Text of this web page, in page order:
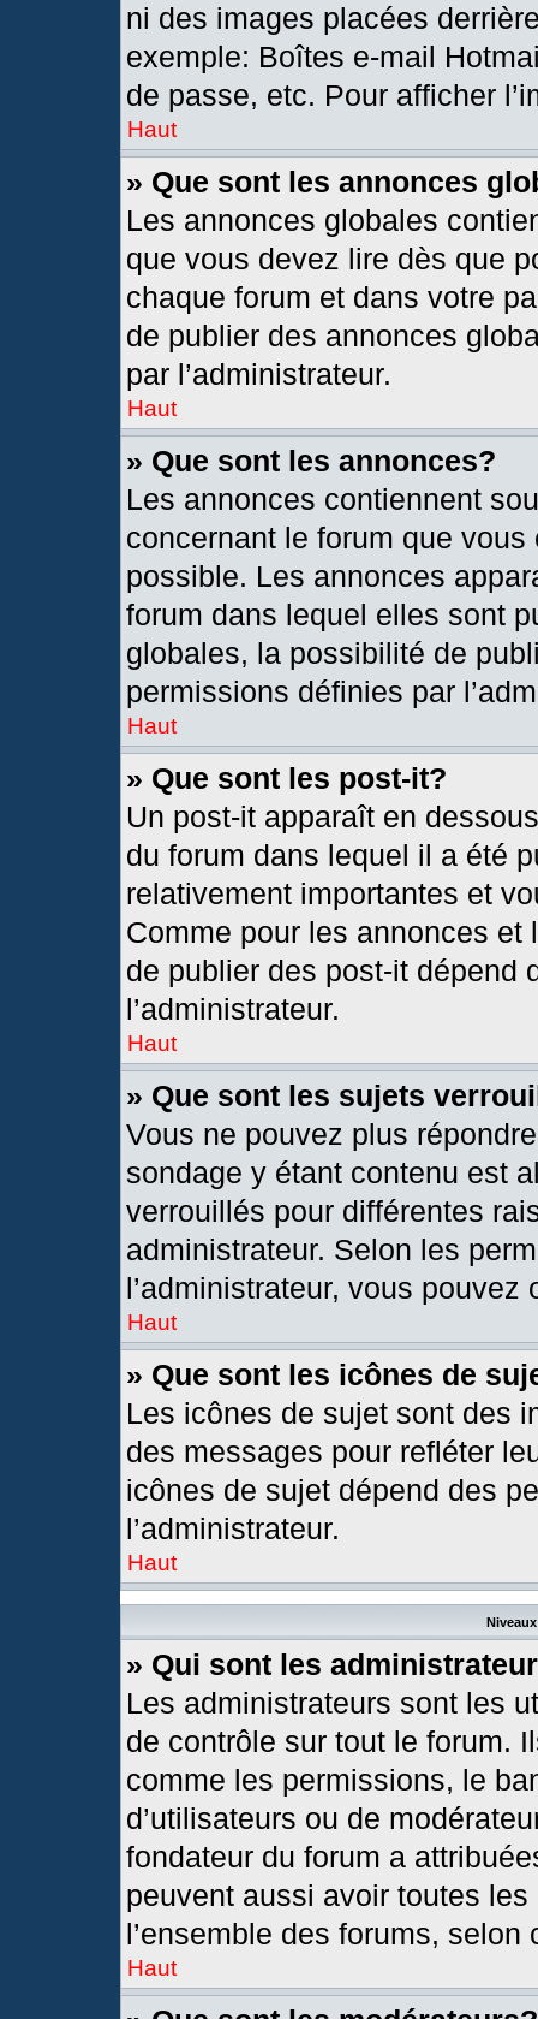
ni des images placées
exemple: Boîtes e-mail
de passe, etc. Pour afficher
Haut
» Que sont les annonces
Les annonces globales
que vous devez lire dès que
chaque forum et dans votre
de publier des annonces
par l’administrateur.
Haut
» Que sont les annonces?
Les annonces contiennent
concernant le forum que
possible. Les annonces
forum dans lequel elles sont
globales, la possibilité de
permissions définies par
Haut
» Que sont les post-it?
Un post-it apparaît en
du forum dans lequel il a été
relativement importantes et
Comme pour les annonces
de publier des post-it dépend
l’administrateur.
Haut
» Que sont les sujets
Vous ne pouvez plus
sondage y étant contenu est
verrouillés pour différentes
administrateur. Selon les
l’administrateur, vous
Haut
» Que sont les icônes de
Les icônes de sujet sont des
des messages pour refléter
icônes de sujet dépend des
l’administrateur.
Haut
» Qui sont les
Les administrateurs sont les
de contrôle sur tout le forum.
comme les permissions, le
d’utilisateurs ou de
fondateur du forum a
peuvent aussi avoir toutes
l’ensemble des forums,
Haut